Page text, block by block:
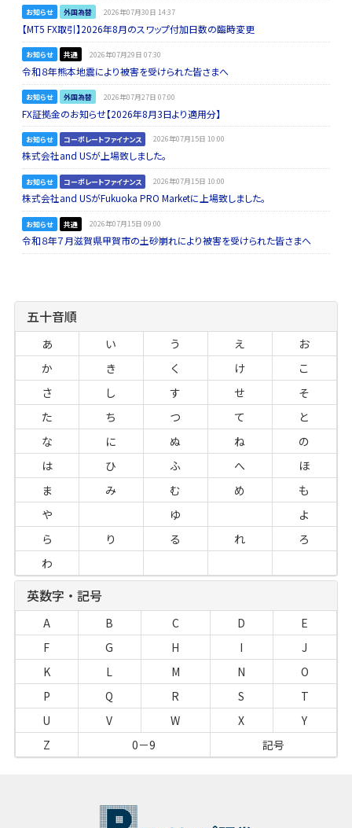
お知らせ 外国為替 2026年07月30日 14:37
【MT5 FX取引】2026年8月のスワップ付加日数の臨時変更
お知らせ 共通 2026年07月29日 07:30
令和８年熊本地震により被害を受けられた皆さまへ
お知らせ 外国為替 2026年07月27日 07:00
FX証拠金のお知らせ【2026年8月3日より適用分】
お知らせ コーポレートファイナンス 2026年07月15日 10:00
株式会社and USが上場致しました。
お知らせ コーポレートファイナンス 2026年07月15日 10:00
株式会社and USがFukuoka PRO Marketに上場致しました。
お知らせ 共通 2026年07月15日 09:00
令和８年７月滋賀県甲賀市の土砂崩れにより被害を受けられた皆さまへ
五十音順
あ い う え
お
か
き く け
こ
さ
し す せ
そ
た
ち つ て
と
な
に ぬ ね
の
は
ひ ふ へ
ほ
ま
み む め
も
や
ゆ
よ
ら
り る れ
ろ
わ
英数字・記号
A B C D
E
F
G H I
J
K
L M N
O
P
Q R S
T
U
V W X
Y
Z
0－9 記号